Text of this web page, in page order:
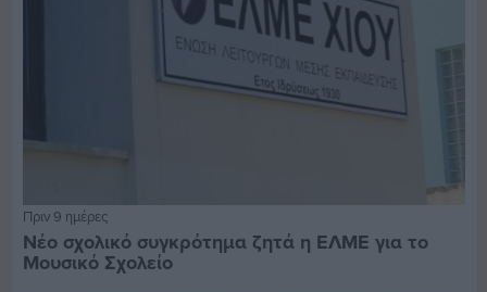
Πριν 9 ημέρες
Νέο σχολικό συγκρότημα ζητά η ΕΛΜΕ για το
Μουσικό Σχολείο